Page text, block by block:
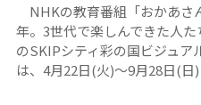
NHKの教育番組「おかあさ
年。3世代で楽しんできた人
のSKIPシティ彩の国ビジュア
は、4月22日(火)～9月28日(